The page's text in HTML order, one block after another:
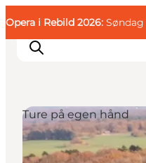
Opera i Rebild 2026:
Familien
GæstDeutsch
Ture på egen hånd